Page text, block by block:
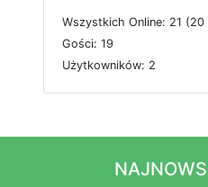
Wszystkich Online: 21 (20
Gości: 19
Użytkowników: 2